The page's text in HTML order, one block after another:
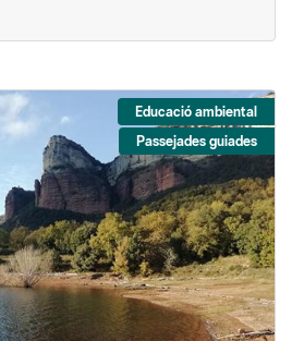
Educació ambiental
Passejades guiades